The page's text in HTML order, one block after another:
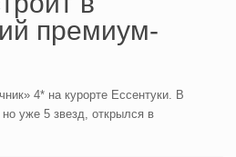
премиум-
4* на курорте Ессентуки. В
уже 5 звезд, открылся в